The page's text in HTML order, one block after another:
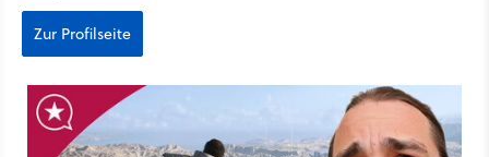
Zur Profilseite